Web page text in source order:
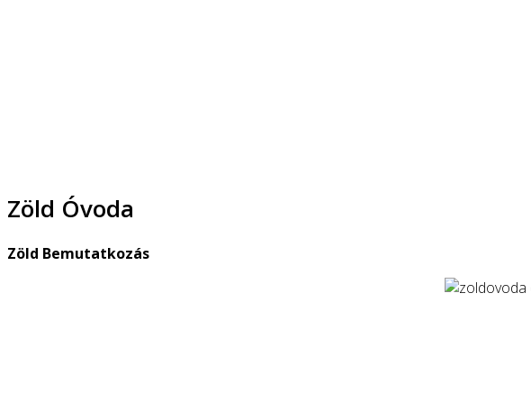
Zöld Óvoda
Zöld Bemutatkozás